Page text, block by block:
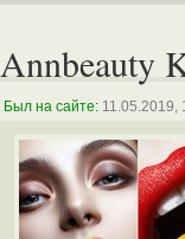
Annbeauty
Был на сайте: 11.05.2019,